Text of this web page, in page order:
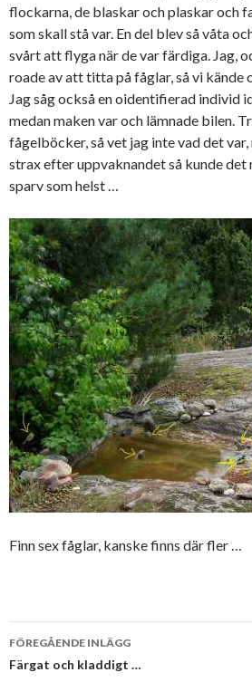
flockarna, de blaskar och plaskar och
som skall stå var. En del blev så våta
svårt att flyga när de var färdiga. Jag,
roade av att titta på fåglar, så vi
Jag såg också en oidentifierad individ
medan maken var och lämnade bilen.
fågelböcker, så vet jag inte vad det
strax efter uppvaknandet så kunde det
sparv som helst …
Finn sex fåglar, kanske finns där fler …
Inläggsnavigering
FÖREGÅENDE INLÄGG
Färgat och kladdigt …